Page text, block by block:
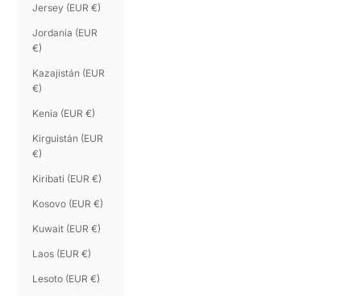
Jersey (EUR €)
Jordania (EUR
€)
Kazajistán (EUR
€)
Kenia (EUR €)
Kirguistán (EUR
€)
Kiribati (EUR €)
Kosovo (EUR €)
Kuwait (EUR €)
Laos (EUR €)
Lesoto (EUR €)